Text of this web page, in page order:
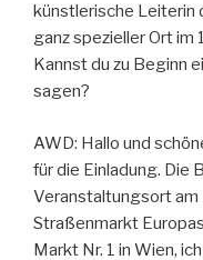
künstlerische Leiterin
ganz spezieller Ort im
Kannst du zu Beginn
sagen?
AWD: Hallo und
für die Einladung. Die
Veranstaltungsort am
Straßenmarkt
Markt Nr. 1 in Wien,